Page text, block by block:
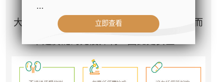
大多數濕疹生物製劑有針對性的免疫調節，而
- 公司名稱：中環專科體檢中心（The
Central Health Center）
心42樓4203室（中環港鐵站出口
D1）
- 服務熱線：(852) 3180 9809
...
立即查看